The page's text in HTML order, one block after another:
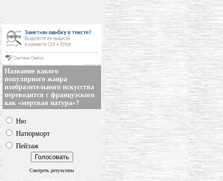
Название какого
популярного жанра
изобразительного искусства
переводится с французского
как «мертвая натура»?
Ню
Натюрморт
Пейзаж
Смотреть результаты